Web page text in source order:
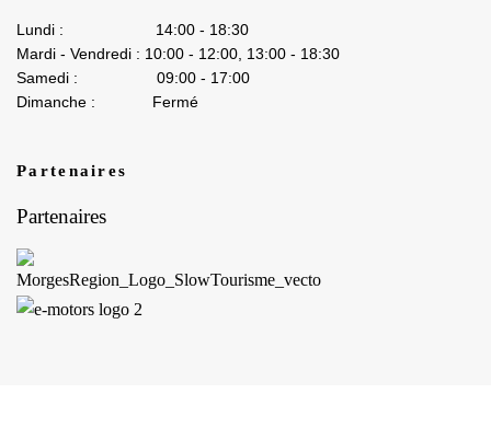
Lundi : 14:00 - 18:30
Mardi - Vendredi : 10:00 - 12:00, 13:00 - 18:30
Samedi : 09:00 - 17:00
Dimanche : Fermé
Partenaires
Partenaires